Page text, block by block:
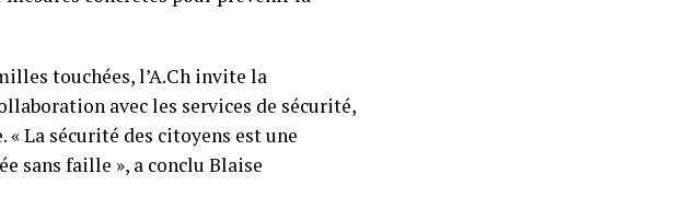
touchées, l’A.Ch invite la
avec les services de sécurité,
La sécurité des citoyens est une
sans faille », a conclu Blaise